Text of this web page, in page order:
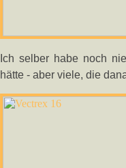
Ich selber habe noch
hätte - aber viele, die